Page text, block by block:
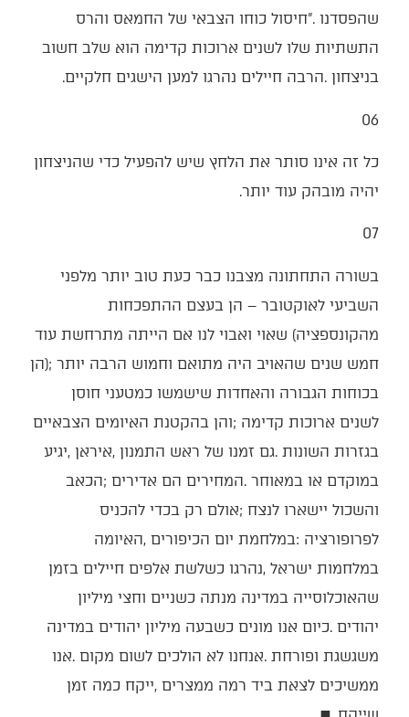
‬שהפסדנו‮"‬‭. ‬חיסול‭ ‬כוחו‭ ‬הצבאי‭ ‬של‭ ‬החמאס‭ ‬והרס‭
‬התשתיות‭ ‬שלו‭ ‬לשנים‭ ‬ארוכות‭ ‬קדימה‭ ‬הוא‭ ‬שלב‭ ‬חשוב‭
‬בניצחון‭. ‬הרבה‭ ‬חיילים‭ ‬נהרגו‭ ‬למען‭ ‬הישגים‭ ‬חלקיים‭.‬
06‭ ‬
כל‭ ‬זה‭ ‬אינו‭ ‬סותר‭ ‬את‭ ‬הלחץ‭ ‬שיש‭ ‬להפעיל‭ ‬כדי‭ ‬שהניצחון‭
‬יהיה‭ ‬מובהק‭ ‬עוד‭ ‬יותר‭.‬
07‭ ‬
בשורה‭ ‬התחתונה‭ ‬מצבנו‭ ‬כבר‭ ‬כעת‭ ‬טוב‭ ‬יותר‭ ‬מלפני‭
‬השביעי‭ ‬לאוקטובר‭ ‬‮–‬‭ ‬הן‭ ‬בעצם‭ ‬ההתפכחות‭
‬מהקונספציה‭ (‬שאוי‭ ‬ואבוי‭ ‬לנו‭ ‬אם‭ ‬הייתה‭ ‬מתרחשת‭ ‬עוד‭
‬חמש‭ ‬שנים‭ ‬שהאויב‭ ‬היה‭ ‬מתואם‭ ‬וחמוש‭ ‬הרבה‭ ‬יותר‭); ‬הן‭
‬בכוחות‭ ‬הגבורה‭ ‬והאחדות‭ ‬שישמשו‭ ‬כמטעני‭ ‬חוסן‭
‬לשנים‭ ‬ארוכות‭ ‬קדימה‭; ‬והן‭ ‬בהקטנת‭ ‬האיומים‭ ‬הצבאיים‭
‬בגזרות‭ ‬השונות‭. ‬גם‭ ‬זמנו‭ ‬של‭ ‬ראש‭ ‬התמנון‭, ‬איראן‭, ‬יגיע‭
‬במוקדם‭ ‬או‭ ‬במאוחר‭. ‬המחירים‭ ‬הם‭ ‬אדירים‭; ‬הכאב‭
‬והשכול‭ ‬יישארו‭ ‬לנצח‭; ‬אולם‭ ‬רק‭ ‬בכדי‭ ‬להכניס‭
‬במלחמות‭ ‬ישראל‭, ‬נהרגו‭ ‬כשלשת‭ ‬אלפים‭ ‬חיילים‭ ‬בזמן‭
‬שהאוכלוסייה‭ ‬במדינה‭ ‬מנתה‭ ‬כשניים‭ ‬וחצי‭ ‬מיליון‭
‬משגשגת‭ ‬ופורחת‭. ‬אנחנו‭ ‬לא‭ ‬הולכים‭ ‬לשום‭ ‬מקום‭. ‬אנו‭
‬ממשיכים‭ ‬לצאת‭ ‬ביד‭ ‬רמה‭ ‬ממצרים‭, ‬ייקח‭ ‬כמה‭ ‬זמן‭